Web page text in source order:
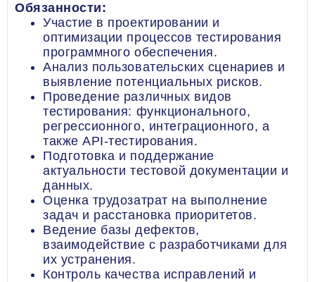
Обязанности:
Участие в проектировании и
оптимизации процессов тестирования
программного обеспечения.
Анализ пользовательских сценариев и
выявление потенциальных рисков.
Проведение различных видов
тестирования: функционального,
регрессионного, интеграционного, а
также API-тестирования.
Подготовка и поддержание
актуальности тестовой документации и
данных.
Оценка трудозатрат на выполнение
задач и расстановка приоритетов.
Ведение базы дефектов,
взаимодействие с разработчиками для
их устранения.
Контроль качества исправлений и